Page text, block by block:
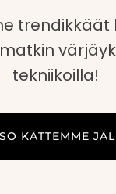
trendikkäät
tekniikoilla!
KÄTTEMME